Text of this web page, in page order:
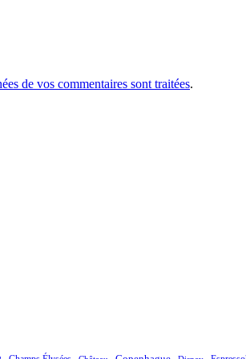
de vos commentaires sont traitées.